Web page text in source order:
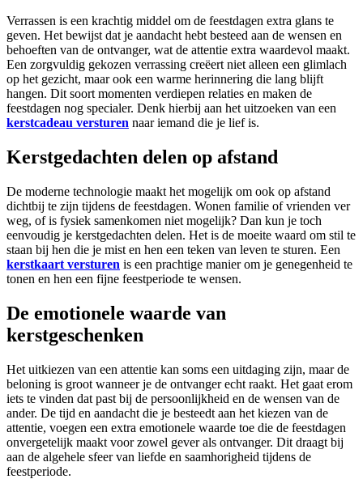
Verrassen is een krachtig middel om de feestdagen extra glans te
geven. Het bewijst dat je aandacht hebt besteed aan de wensen en
behoeften van de ontvanger, wat de attentie extra waardevol maakt.
Een zorgvuldig gekozen verrassing creëert niet alleen een glimlach
op het gezicht, maar ook een warme herinnering die lang blijft
hangen. Dit soort momenten verdiepen relaties en maken de
feestdagen nog specialer. Denk hierbij aan het uitzoeken van een
kerstcadeau versturen naar iemand die je lief is.
Kerstgedachten delen op afstand
De moderne technologie maakt het mogelijk om ook op afstand
dichtbij te zijn tijdens de feestdagen. Wonen familie of vrienden ver
weg, of is fysiek samenkomen niet mogelijk? Dan kun je toch
eenvoudig je kerstgedachten delen. Het is de moeite waard om stil te
staan bij hen die je mist en hen een teken van leven te sturen. Een
kerstkaart versturen is een prachtige manier om je genegenheid te
tonen en hen een fijne feestperiode te wensen.
De emotionele waarde van
kerstgeschenken
Het uitkiezen van een attentie kan soms een uitdaging zijn, maar de
beloning is groot wanneer je de ontvanger echt raakt. Het gaat erom
iets te vinden dat past bij de persoonlijkheid en de wensen van de
ander. De tijd en aandacht die je besteedt aan het kiezen van de
attentie, voegen een extra emotionele waarde toe die de feestdagen
onvergetelijk maakt voor zowel gever als ontvanger. Dit draagt bij
aan de algehele sfeer van liefde en saamhorigheid tijdens de
feestperiode.